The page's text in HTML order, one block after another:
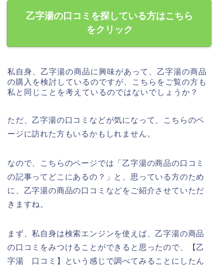
乙字湯の口コミを探している方はこちら
をクリック
私自身、乙字湯の商品に興味があって、乙字湯の商品
の購入を検討しているのですが、こちらをご覧の方も
私と同じことを考えているのではないでしょうか？
ただ、乙字湯の口コミなどが気になって、こちらのペ
ージに訪れた方もいるかもしれません。
なので、こちらのページでは「乙字湯の商品の口コミ
の記事ってどこにあるの？」と、思っている方のため
に、乙字湯の商品の口コミなどをご紹介させていただ
きますね。
まず、私自身は検索エンジンを使えば、乙字湯の商品
の口コミをみつけることができると思ったので、【乙
字湯 口コミ】という感じで調べてみることにしたん